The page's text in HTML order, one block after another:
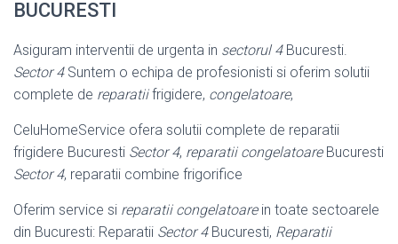
BUCURESTI
Asiguram interventii de urgenta in sectorul 4Bucuresti.
Sector 4Suntem o echipa de profesionisti si oferim solutii
complete de reparatiifrigidere, congelatoare,
CeluHomeService ofera solutii complete de reparatii
frigidere Bucuresti Sector 4, reparatii congelatoareBucuresti
Sector 4, reparatii combine frigorifice
Oferim service si reparatii congelatoarein toate sectoarele
din Bucuresti: Reparatii Sector 4Bucuresti, Reparatii